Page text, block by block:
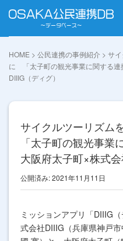
HOME > 公民連携の事例紹介 > サ
に 「太子町の観光事業に関する連
DIIIG（ディグ）
サイクルツーリズム
「太子町の観光事業
大阪府太子町×株式会
公開済み: 2021年11月11日
ミッションアプリ「DIIIG
式会社DIIIG（兵庫県神戸